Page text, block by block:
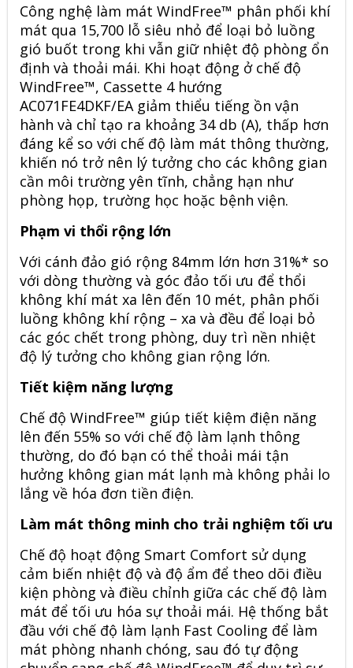
Công nghệ làm mát WindFree™ phân phối khí
mát qua 15,700 lỗ siêu nhỏ để loại bỏ luồng
gió buốt trong khi vẫn giữ nhiệt độ phòng ổn
định và thoải mái. Khi hoạt động ở chế độ
WindFree™, Cassette 4 hướng
AC071FE4DKF/EAgiảm thiểu tiếng ồn vận
hành và chỉ tạo ra khoảng 34 db (A), thấp hơn
đáng kể so với chế độ làm mát thông thường,
khiến nó trở nên lý tưởng cho các không gian
cần môi trường yên tĩnh, chẳng hạn như
phòng họp, trường học hoặc bệnh viện.
Phạm vi thổi rộng lớn
Với cánh đảo gió rộng 84mm lớn hơn 31%* so
với dòng thường và góc đảo tối ưu để thổi
không khí mát xa lên đến 10 mét, phân phối
luồng không khí rộng – xa và đều để loại bỏ
các góc chết trong phòng, duy trì nền nhiệt
độ lý tưởng cho không gian rộng lớn.
Tiết kiệm năng lượng
Chế độ WindFree™ giúp tiết kiệm điện năng
lên đến 55% so với chế độ làm lạnh thông
thường, do đó bạn có thể thoải mái tận
hưởng không gian mát lạnh mà không phải lo
lắng về hóa đơn tiền điện.
Làm mát thông minh cho trải nghiệm tối ưu
Chế độ hoạt động Smart Comfort sử dụng
cảm biến nhiệt độ và độ ẩm để theo dõi điều
kiện phòng và điều chỉnh giữa các chế độ làm
mát để tối ưu hóa sự thoải mái. Hệ thống bắt
đầu với chế độ làm lạnh Fast Cooling để làm
mát phòng nhanh chóng, sau đó tự động